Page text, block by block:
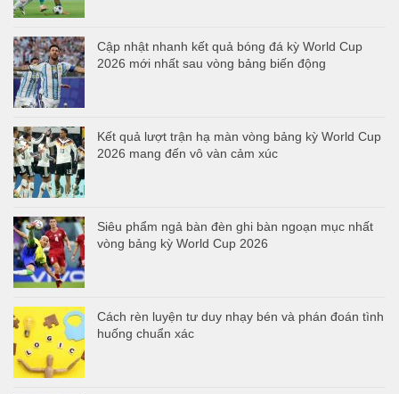
Cập nhật nhanh kết quả bóng đá kỳ World Cup
2026 mới nhất sau vòng bảng biến động
Kết quả lượt trận hạ màn vòng bảng kỳ World Cup
2026 mang đến vô vàn cảm xúc
Siêu phẩm ngả bàn đèn ghi bàn ngoạn mục nhất
vòng bảng kỳ World Cup 2026
Cách rèn luyện tư duy nhạy bén và phán đoán tình
huống chuẩn xác